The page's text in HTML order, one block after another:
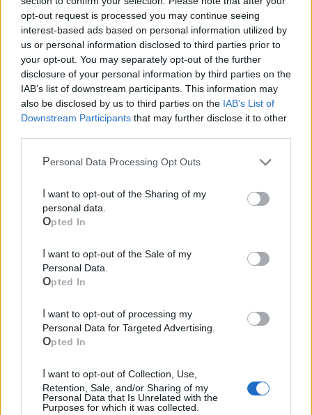
opt-out request is processed you may continue seeing
interest-based ads based on personal information utilized by
us or personal information disclosed to third parties prior to
your opt-out. You may separately opt-out of the further
disclosure of your personal information by third parties on the
IAB’s list of downstream participants. This information may
also be disclosed by us to third parties on the IAB’s List of
Downstream Participants that may further disclose it to other
Personal Data Processing Opt Outs
personal data.
Opted In
Personal Data.
Opted In
Personal Data for Targeted Advertising.
Opted In
Retention, Sale, and/or Sharing of my
Personal Data that Is Unrelated with the
Purposes for which it was collected.
Canile
Polizia Locale
Pubblica illuminazione
Ecocentro e rifiuti